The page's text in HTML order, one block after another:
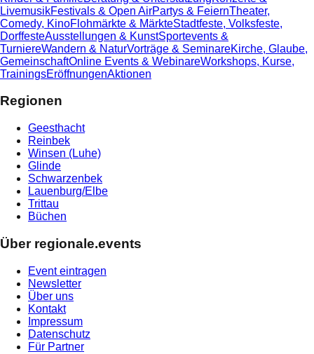
LivemusikFestivals & Open AirPartys & FeiernTheater,
Comedy, KinoFlohmärkte & MärkteStadtfeste, Volksfeste,
DorffesteAusstellungen & KunstSportevents &
TurniereWandern & NaturVorträge & SeminareKirche, Glaube,
GemeinschaftOnline Events & WebinareWorkshops, Kurse,
TrainingsEröffnungenAktionen
Regionen
Geesthacht
Reinbek
Winsen (Luhe)
Glinde
Schwarzenbek
Lauenburg/Elbe
Trittau
Büchen
Über regionale.events
Event eintragen
Newsletter
Über uns
Kontakt
Impressum
Datenschutz
Für Partner